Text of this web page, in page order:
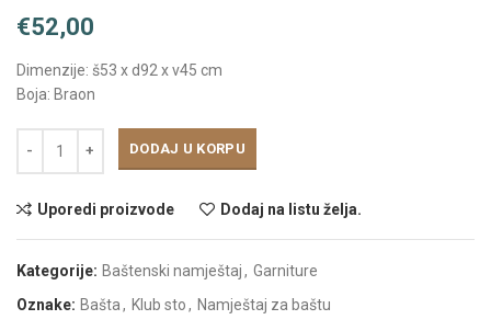
€
Dimenzije: š53 x d92 x v45 cm
Boja: Braon
DODAJ U KORPU
Uporedi proizvode Dodaj na listu želja.
Kategorije: Baštenski namještaj, Garniture
Oznake: Bašta, Klub sto, Namještaj za baštu